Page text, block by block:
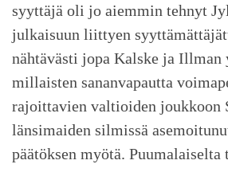
syyttäjä oli jo aiemmin tehnyt
julkaisuun liittyen
nähtävästi jopa Kalske ja Illman
millaisten sananvapautta
rajoittavien valtioiden joukkoon
länsimaiden silmissä
päätöksen myötä. Puumalaiselta